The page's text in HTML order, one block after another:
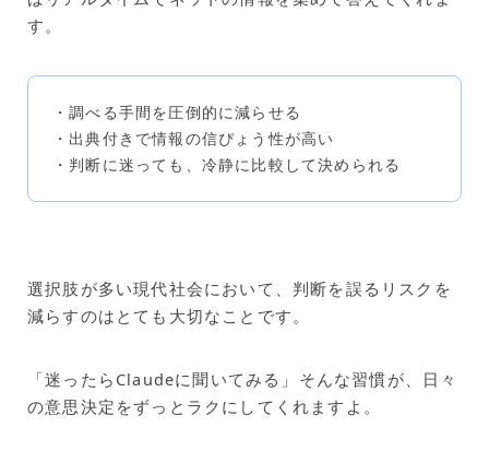
す。
・調べる手間を圧倒的に減らせる
・出典付きで情報の信ぴょう性が高い
・判断に迷っても、冷静に比較して決められる
選択肢が多い現代社会において、判断を誤るリスクを
減らすのはとても大切なことです。
「迷ったらClaudeに聞いてみる」そんな習慣が、日々
の意思決定をずっとラクにしてくれますよ。